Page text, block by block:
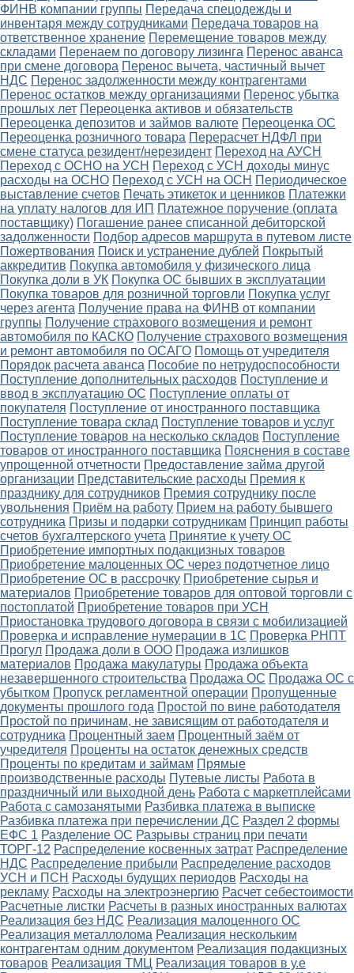
ФИНВ компании группы Передача спецодежды и
инвентаря между сотрудниками Передача товаров на
ответственное хранение Перемещение товаров между
складами Перенаем по договору лизинга Перенос аванса
при смене договора Перенос вычета, частичный вычет
НДС Перенос задолженности между контрагентами
Перенос остатков между организациями Перенос убытка
прошлых лет Переоценка активов и обязательств
Переоценка депозитов и займов валюте Переоценка ОС
Переоценка розничного товара Перерасчет НДФЛ при
смене статуса резидент/нерезидент Переход на АУСН
Переход с ОСНО на УСН Переход с УСН доходы минус
расходы на ОСНО Переход с УСН на ОСН Периодическое
выставление счетов Печать этикеток и ценников Платежки
на уплату налогов для ИП Платежное поручение (оплата
поставщику) Погашение ранее списанной дебиторской
задолженности Подбор адресов маршрута в путевом листе
Пожертвования Поиск и устранение дублей Покрытый
аккредитив Покупка автомобиля у физического лица
Покупка доли в УК Покупка ОС бывших в эксплуатации
Покупка товаров для розничной торговли Покупка услуг
через агента Получение права на ФИНВ от компании
группы Получение страхового возмещения и ремонт
автомобиля по КАСКО Получение страхового возмещения
и ремонт автомобиля по ОСАГО Помощь от учредителя
Порядок расчета аванса Пособие по нетрудоспособности
Поступление дополнительных расходов Поступление и
ввод в эксплуатацию ОС Поступление оплаты от
покупателя Поступление от иностранного поставщика
Поступление товара склад Поступление товаров и услуг
Поступление товаров на несколько складов Поступление
товаров от иностранного поставщика Пояснения в составе
упрощенной отчетности Предоставление займа другой
организации Представительские расходы Премия к
празднику для сотрудников Премия сотруднику после
увольнения Приём на работу Прием на работу бывшего
сотрудника Призы и подарки сотрудникам Принцип работы
счетов бухгалтерского учета Принятие к учету ОС
Приобретение импортных подакцизных товаров
Приобретение малоценных ОС через подотчетное лицо
Приобретение ОС в рассрочку Приобретение сырья и
материалов Приобретение товаров для оптовой торговли с
постоплатой Приобретение товаров при УСН
Приостановка трудового договора в связи с мобилизацией
Проверка и исправление нумерации в 1С Проверка РНПТ
Прогул Продажа доли в ООО Продажа излишков
материалов Продажа макулатуры Продажа объекта
незавершенного строительства Продажа ОС Продажа ОС с
убытком Пропуск регламентной операции Пропущенные
документы прошлого года Простой по вине работодателя
Простой по причинам, не зависящим от работодателя и
сотрудника Процентный заем Процентный заём от
учредителя Проценты на остаток денежных средств
Проценты по кредитам и займам Прямые
производственные расходы Путевые листы Работа в
праздничный или выходной день Работа с маркетплейсами
Работа с самозанятыми Разбивка платежа в выписке
Разбивка платежа при перечислении ДС Раздел 2 формы
ЕФС 1 Разделение ОС Разрывы страниц при печати
ТОРГ-12 Распределение косвенных затрат Распределение
НДС Распределение прибыли Распределение расходов
УСН и ПСН Расходы будущих периодов Расходы на
рекламу Расходы на электроэнергию Расчет себестоимости
Расчетные листки Расчеты в разных иностранных валютах
Реализация без НДС Реализация малоценного ОС
Реализация металлолома Реализация нескольким
контрагентам одним документом Реализация подакцизных
товаров Реализация ТМЦ Реализация товаров в у.е